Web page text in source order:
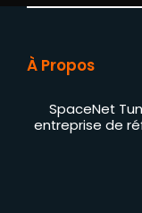
À Propos
SpaceNet
entreprise de